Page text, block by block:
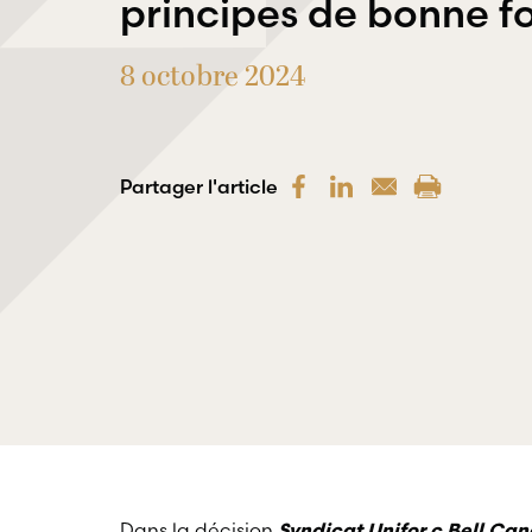
principes de bonne
8 octobre 2024
Partager l'article